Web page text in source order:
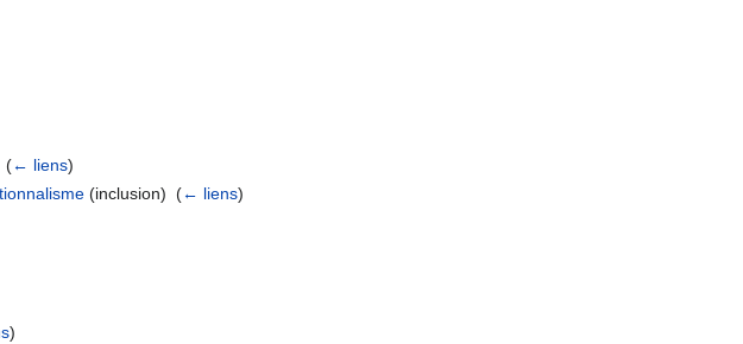
(← liens)
(inclusion) ‎(← liens)
)